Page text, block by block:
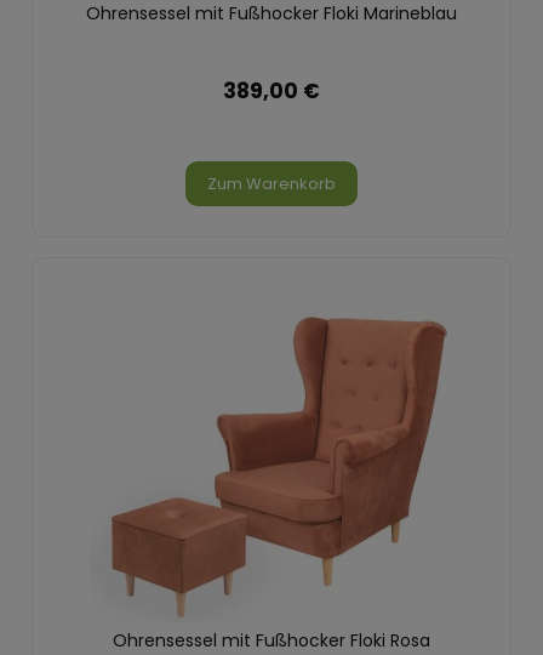
Ohrensessel mit Fußhocker Floki Marineblau
389,00 €
Zum Warenkorb
Ohrensessel mit Fußhocker Floki Rosa